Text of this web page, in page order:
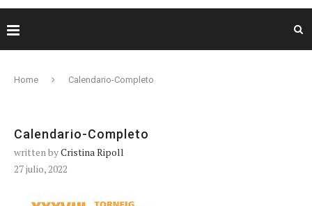
Home Calendario-Completo
Calendario-Completo
written byCristina Ripoll
27 julio, 2022